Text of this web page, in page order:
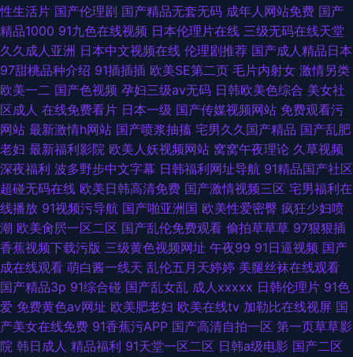
性生活片 国产伦理剧 国产精品无套无码 成年人网站免费 国产
精品1000 91九色在线视频 日本伦理片在线 三级无码在线天堂
久久成人亚洲 日本中文视频在线 伦理剧推荐 国产成人精品日本
97甜桃品种介绍 91插插插 欧美SE第二页 毛片内射女 激情另类
欧美一二 国产色视频 孕妇三级av无码 日韩欧美色综合 美女社
区成人 在线免费看片 日本一级 国产传媒视频网站 免费观看污
网站 最新激情h网站 国产喷浆抽搐 宅男久久国产精品 国产乱肥
老妇 最新福利影院 欧美人妖视频网站 窝窝午夜理论 久草视频
深夜福利 波多野步中文字幕 日韩福利网址导航 91精品国产社区
超碰无码在线 欧美日韩高清免费 国产激情视频三区 宅男福利在
线播放 91视频污导航 国产啪亚洲国 欧美性爱密臀 疯狂少妇喷
潮 欧美肏屄一区二区 国产乱伦免费观看 偷拍草草草 97狠狠插
香蕉视频下载污版 三级黄色视频网址 午夜99 91日逼视频 国产
成在线观看 萌白酱一线天 乱伦五月天婷婷 美腿丝袜在线观看
国产精品3p 91综合碰 国产乱女乱 成人xxxxx 日韩伦理片 91色
爱 免费黄色av网址 欧美肥老妇 欧美在线tv 加勒比在线视屏 国
产美女在线免费 91香蕉污APP 国产高清自拍一区 第一页草草影
院 韩日成人 精品福利 91天堂一区二区 日韩a级电影 国产二区